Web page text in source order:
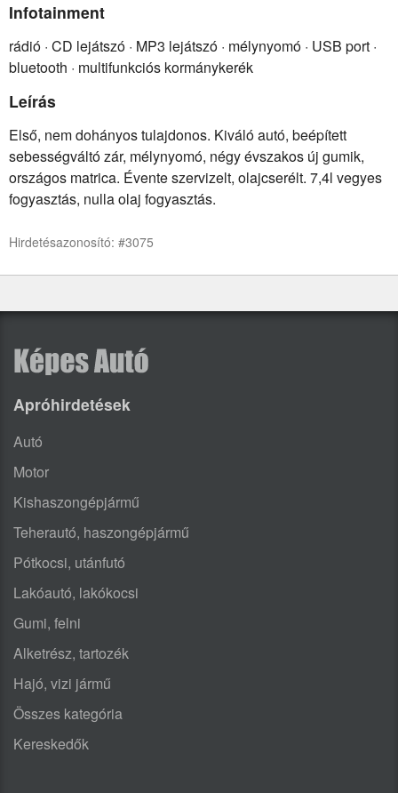
Infotainment
rádió · CD lejátszó · MP3 lejátszó · mélynyomó · USB port ·
bluetooth · multifunkciós kormánykerék
Leírás
Első, nem dohányos tulajdonos. Kiváló autó, beépített
sebességváltó zár, mélynyomó, négy évszakos új gumik,
országos matrica. Évente szervizelt, olajcserélt. 7,4l vegyes
fogyasztás, nulla olaj fogyasztás.
Hirdetésazonosító: #3075
Apróhirdetések
Autó
Motor
Kishaszongépjármű
Teherautó, haszongépjármű
Pótkocsi, utánfutó
Lakóautó, lakókocsi
Gumi, felni
Alketrész, tartozék
Hajó, vizi jármű
Összes kategória
Kereskedők